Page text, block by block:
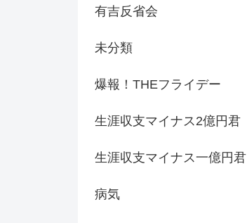
有吉反省会
未分類
爆報！THEフライデー
生涯収支マイナス2億円君
生涯収支マイナス一億円君
病気